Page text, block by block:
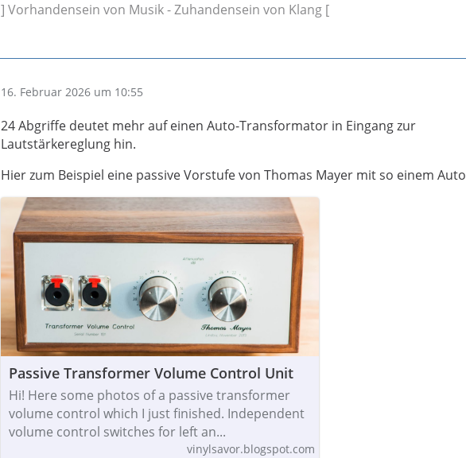
] Vorhandensein von Musik - Zuhandensein von Klang [
16. Februar 2026 um 10:55
24 Abgriffe deutet mehr auf einen Auto-Transformator in Eingang zur
Lautstärkereglung hin.
Hier zum Beispiel eine passive Vorstufe von Thomas Mayer mit so einem
Passive Transformer Volume Control Unit
Hi! Here some photos of a passive transformer
volume control which I just finished. Independent
volume control switches for left an...
vinylsavor.blogspot.com